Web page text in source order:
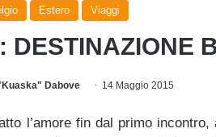
Estero Viaggi
DESTINAZIONE
Dabove 14 Maggio 2015
l’amore fin dal primo incontro,